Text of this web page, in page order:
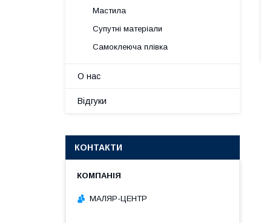
Мастила
Супутні матеріали
Самоклеюча плівка
О нас
Відгуки
КОНТАКТИ
МАЛЯР-ЦЕНТР